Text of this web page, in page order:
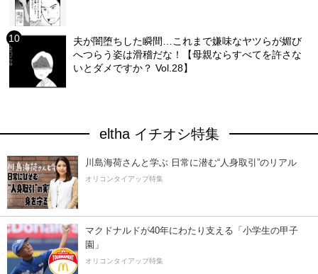
夫が闇堕ちした瞬間…これまで嫌味なヤツらが媚び
へつらう姿は滑稽だな！【母親ならすべてを許さな
いとダメですか？ Vol.28】
eltha イチオシ特集
川島海荷さんと学ぶ 日常に潜む“人身取引”のリアル
オリコンタイアップ特集
マクドナルドが40年にわたり支える「小学生の甲子
園」
オリコンタイアップ特集